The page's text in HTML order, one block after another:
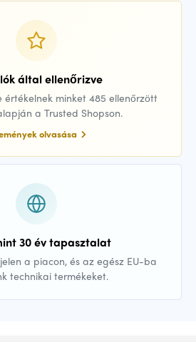
által ellenőrizve
értékelnek minket 485 ellenőrzött
a Trusted Shopson.
olvasása
30 év tapasztalat
a piacon, és az egész EU-ba
technikai termékeket.